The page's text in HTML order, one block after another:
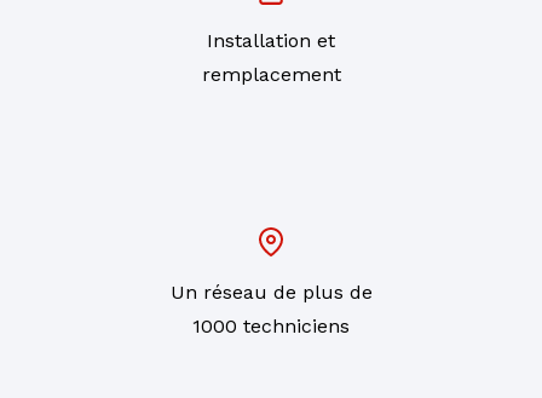
Installation et
remplacement
Un réseau de plus de
1000 techniciens